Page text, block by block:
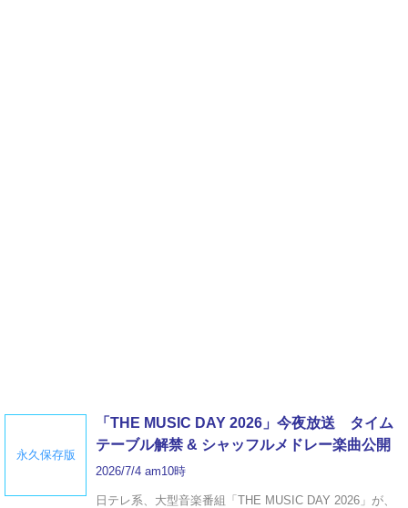
永久保存版
「THE MUSIC DAY 2026」今夜放送 タイム
テーブル解禁 & シャッフルメドレー楽曲公開
2026/7/4 am10時
日テレ系、大型音楽番組「THE MUSIC DAY 2026」が、